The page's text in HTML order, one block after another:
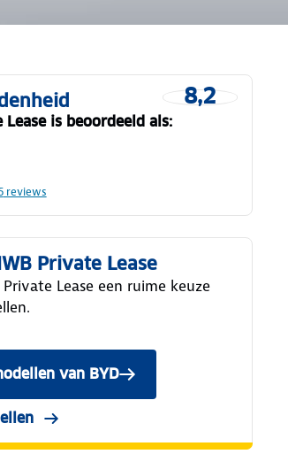
8,2
is beoordeeld als:
reviews
Private Lease
Lease een ruime keuze
van BYD